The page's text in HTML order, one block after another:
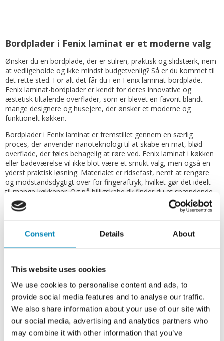
Consent Details About
This website uses cookies
We use cookies to personalise content and ads, to
provide social media features and to analyse our traffic.
We also share information about your use of our site with
our social media, advertising and analytics partners who
may combine it with other information that you’ve
Bordplader i Fenix laminat er et moderne valg
Ønsker du en bordplade, der er stilren, praktisk og slidstærk, nem
at vedligeholde og ikke mindst budgetvenlig? Så er du kommet til
det rette sted. For alt det får du i en Fenix laminat-bordplade.
Fenix laminat-bordplader er kendt for deres innovative og
æstetisk tiltalende overflader, som er blevet en favorit blandt
mange designere og husejere, der ønsker et moderne og
funktionelt køkken.
Bordplader i Fenix laminat er fremstillet gennem en særlig
proces, der anvender nanoteknologi til at skabe en mat, blød
overflade, der føles behagelig at røre ved. Fenix laminat i køkken
eller badeværelse vil ikke blot være et smukt valg, men også en
yderst praktisk løsning. Materialet er ridsefast, nemt at rengøre
og modstandsdygtigt over for fingeraftryk, hvilket gør det ideelt
til mange køkkener. Og på billigskabe.dk finder du et spændende
udvalg af bordplader i Fenix laminat samt andre slagslaminat-
bordplader
Hvad er Fenix laminat?
Fenix er en type laminat, der er mere ridsefast end den
refleksionsgrad, hvorfor den stort set ikke tager imod fedtede
aftryk.
Generelt erlaminatmeget populært, da det ser flot ud og er en
billigere løsning end eksempelvis træ. Samtidig er det også nemt
at vedligeholde og kan holde til det meste. Fenix laminat er en ny
type laminat, hvor praktik og design går op i en endnu højere
enhed.